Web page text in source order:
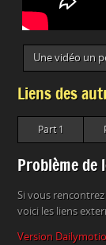
Une vidéo un
Liens des
Part 1
Problème de
Si vous
voici les liens
Version